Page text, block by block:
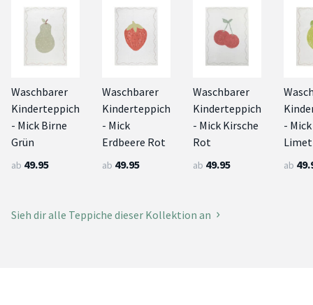
Waschbarer
Kinderteppich
- Mick Birne
Grün
ab 49.95
Waschbarer
Kinderteppich
- Mick
Erdbeere Rot
ab 49.95
Waschbarer
Kinderteppich
- Mick Kirsche
Rot
ab 49.95
- Mick
ab
Sieh dir alle Teppiche dieser Kollektion an